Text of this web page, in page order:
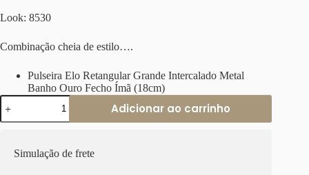
Look: 8530
Combinação cheia de estilo….
Pulseira Elo Retangular Grande Intercalado Metal
Banho Ouro Fecho Ímã (18cm)
Pulseira
Elo
Retangular
Metal
Adicionar ao carrinho
Simulação de frete